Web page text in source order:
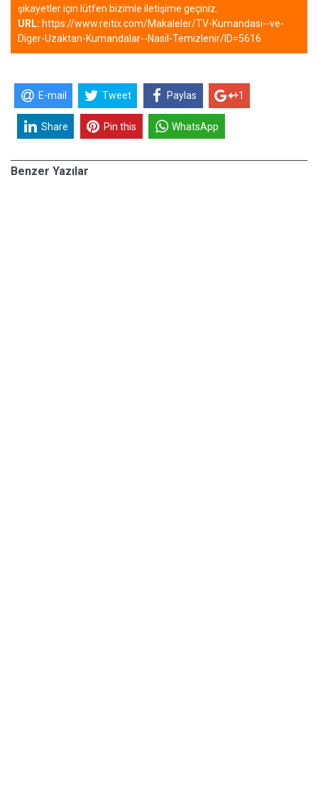
şikayetler için lütfen bizimle iletişime geçiniz.
URL: https://www.reitix.com/Makaleler/TV-Kumandasi--ve-
Diger-Uzaktan-Kumandalar--Nasil-Temizlenir/ID=5616
E-mail Tweet Paylas +1
Share Pin this WhatsApp
Benzer Yazılar